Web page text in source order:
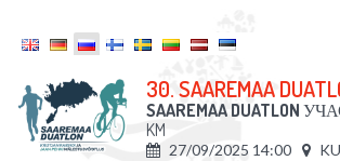
30. SAAREMAA
SAAREMAA DUATLON
KM
27/09/2025 14:00